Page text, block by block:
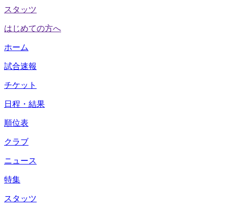
スタッツ
はじめての方へ
ホーム
試合速報
チケット
日程・結果
順位表
クラブ
ニュース
特集
スタッツ